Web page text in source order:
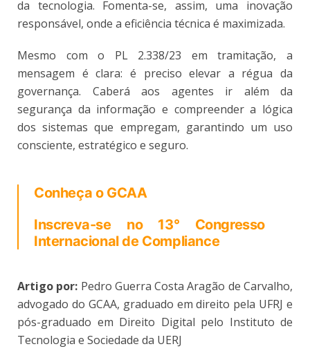
da tecnologia. Fomenta-se, assim, uma inovação
responsável, onde a eficiência técnica é maximizada.
Mesmo com o PL 2.338/23 em tramitação, a
mensagem é clara: é preciso elevar a régua da
governança. Caberá aos agentes ir além da
segurança da informação e compreender a lógica
dos sistemas que empregam, garantindo um uso
consciente, estratégico e seguro.
Conheça o GCAA
Inscreva-se no 13° Congresso
Internacional de Compliance
Artigo por: Pedro Guerra Costa Aragão de Carvalho,
advogado do GCAA, graduado em direito pela UFRJ e
pós-graduado em Direito Digital pelo Instituto de
Tecnologia e Sociedade da UERJ